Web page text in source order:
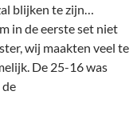
blijken te zijn…
in de eerste set niet
wij maakten veel te
De 25-16 was
de